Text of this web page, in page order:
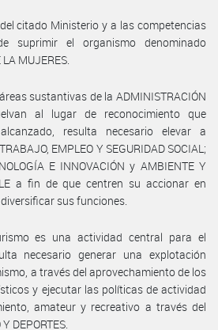
citado Ministerio y a las competencias
suprimir el organismo denominado
MUJERES.
sustantivas de la ADMINISTRACIÓN
al lugar de reconocimiento que
resulta necesario elevar a
EMPLEO Y SEGURIDAD SOCIAL;
E INNOVACIÓN y AMBIENTE Y
a fin de que centren su accionar en
sus funciones.
es una actividad central para el
necesario generar una explotación
a través del aprovechamiento de los
y ejecutar las políticas de actividad
amateur y recreativo a través del
DEPORTES.